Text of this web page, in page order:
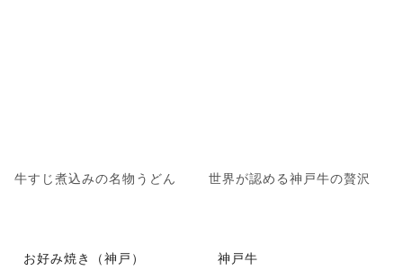
牛すじ煮込みの名物うどん 世界が認める神戸牛の贅沢
お好み焼き（神戸） 神戸牛